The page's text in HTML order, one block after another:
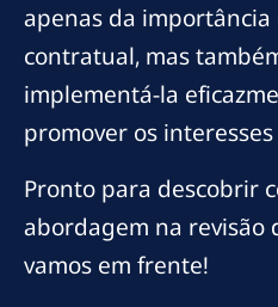
apenas da
contratual, mas
implementá-la
promover os
Pronto para descobrir
abordagem na revisão
vamos em frente!